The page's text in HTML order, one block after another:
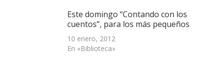
en
una
ventana
Este domingo “Contando con los
cuentos”, para los más pequeños
10 enero, 2012
En «Biblioteca»